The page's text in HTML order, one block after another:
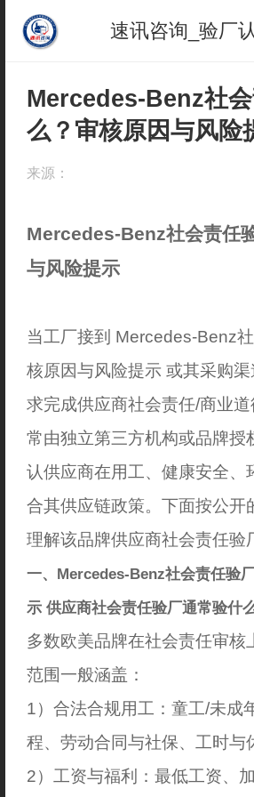
速讯咨询_验厂
Mercedes-Benz社
么？审核原因与风险
来源：
Mercedes-Benz社会责任
与风险提示
当工厂接到 Mercedes-Benz
核原因与风险提示 或其采购
求完成供应商社会责任/商业
常由独立第三方机构或品牌授
认供应商在用工、健康安全、
合其供应链政策。下面按公开
理解该品牌供应商社会责任验
一、Mercedes-Benz社会责任验
示 供应商社会责任验厂通常验什
多数欧美品牌在社会责任审核
范围一般涵盖：
1）合法合规用工：童工/未成
程、劳动合同与社保、工时与
2）工资与福利：最低工资、